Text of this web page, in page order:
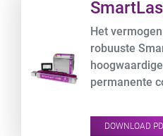
Het
robuuste
permanente
DOWNLOAD